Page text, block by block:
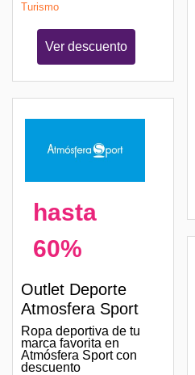
Turismo
Ver descuento
hasta
60%
Outlet Deporte
Atmosfera Sport
Ropa deportiva de tu
marca favorita en
Atmósfera Sport con
descuento